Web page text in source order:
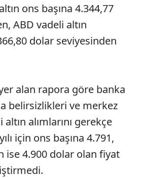
ons başına 4.344,77
ABD vadeli altın
dolar seviyesinden
alan rapora göre banka
belirsizlikleri ve merkez
alımlarını gerekçe
için ons başına 4.791,
ise 4.900 dolar olan fiyat